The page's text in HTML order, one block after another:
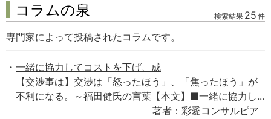
コラムの泉 検索結果 25 件
専門家によって投稿されたコラムです。
一緒に協力してコストを下げ、成
【交渉事は】交渉は「怒ったほう」、「焦ったほう」が
不利になる。～福田健氏の言葉【本文】■一緒に協力し...
著者：彩愛コンサルピア